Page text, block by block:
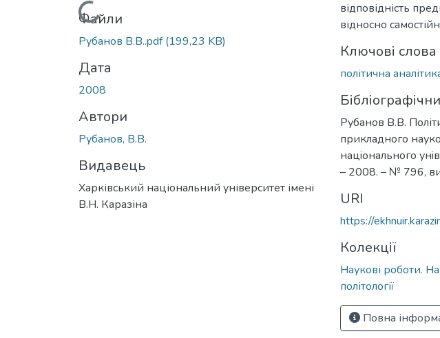
Вантажиться...
Файли
Рубанов В.В..pdf(199,23 KB)
Дата
2008
Автори
Рубанов, В.В.
Видавець
Харківський національний університет імені
В.Н. Каразіна
відповідність
відносно
Ключові слова
політична
Рубанов В.В.
прикладного
нацiонального
– 2008. – № 796,
URI
https://
Колекції
Наукові роботи.
політології
Повна